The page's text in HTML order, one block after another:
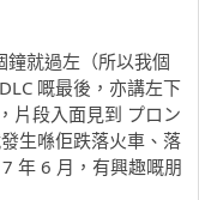
鐘就過左（所以我個
嘅最後，亦講左下
片段入面見到 プロン
生喺佢跌落火車、落
年 6 月，有興趣嘅朋